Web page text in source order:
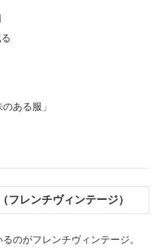
ある服」
レンチヴィンテージ）
のがフレンチヴィンテージ。